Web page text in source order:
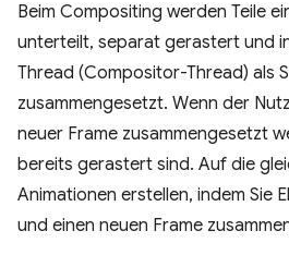
Beim Compositing werden Teile
unterteilt, separat gerastert und
Thread (Compositor-Thread) als
zusammengesetzt. Wenn der
neuer Frame zusammengesetzt
bereits gerastert sind. Auf die
Animationen erstellen, indem Sie
und einen neuen Frame